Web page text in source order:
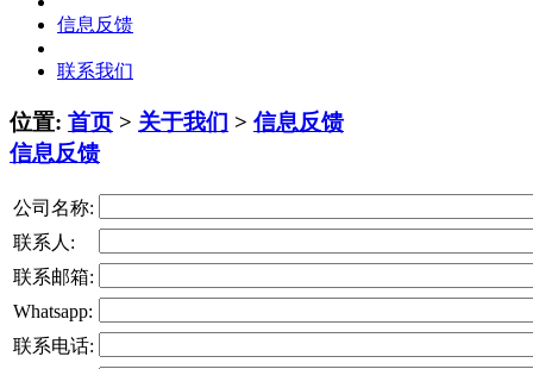
信息反馈
联系我们
位置: 首页 > 关于我们 > 信息反馈
信息反馈
公司名称:
联系人:
联系邮箱:
Whatsapp:
联系电话: